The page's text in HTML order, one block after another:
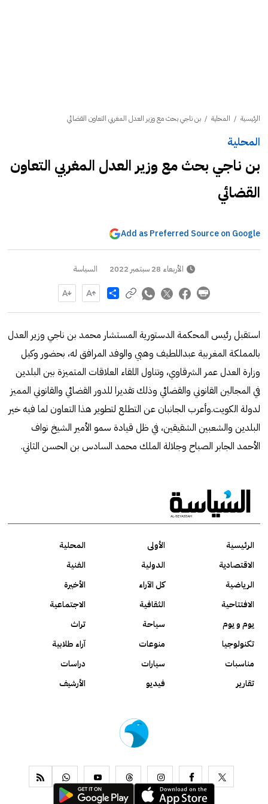
الرئيسية / المحلية / بن ناجي بحث مع وزير العدل المغربي التعاون القضائي
المحلية
بن ناجي بحث مع وزير العدل المغربي التعاون
القضائي
Add as Preferred Source on Google
الأربعاء 28 سبتمبر 2022 السياسة
Share
استقبل رئيس المحكمة الدستورية المستشار محمد بن ناجي وزير العدل
بالمملكة المغربية عبداللطيف وهبي والوفد المرافق له، بحضور وكيل
وزارة العدل عمر الشرقاوي، وتناول اللقاء العلاقات المتميزة بين البلدين
في المجالين القانوني والقضائي وذلك تقديرا للدور القضائي والقانوني المميز
لدولة الكويت.وأعرب الجانبان عن التطلع لتطوير هذا التعاون لما فيه خير
البلدين والشعبين الشقيقين، في ظل قيادة سمو الأمير الشيخ نواف
الأحمد الجابر الصباح وجلالة الملك محمد السادس بن الحسن الثاني.
الرئيسية الأولى
المحلية
الاقتصادية
الدولية
الفنية
الرياضية
كل الآراء
الأخيرة
الافتتاحية
الثقافية
الاجتماعية
يوم و يوم
سياحة
تراث
تكنولوجيا
منوعات
آراء طلابية
مناسبات
سيارات
دراسات
تقارير
فيديو الأرشيف